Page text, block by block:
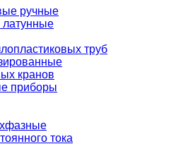
ручные
труб
кранов
приборы
тока